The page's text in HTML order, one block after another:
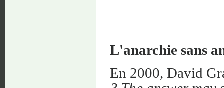
L'anarchie sans
En 2000, David